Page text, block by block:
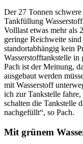
Der 27 Tonnen
Tankfüllung
Volllast etwas mehr als
geringe Reichweite
standortabhängig kein
Wasserstofftankstelle in
Pach ist der Meinung,
ausgebaut werden
mit Wasserstoff
ich zur Tankstelle
schalten die Tankstelle
nachgefüllt“, so Pach.
Mit grünem